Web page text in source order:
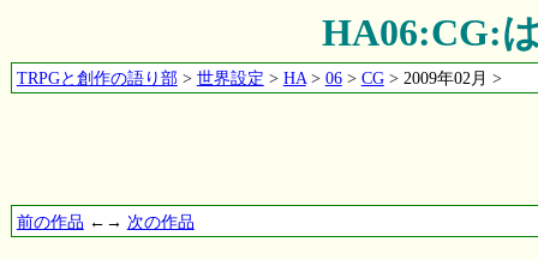
HA06:CG:
TRPGと創作の語り部> 世界設定 > HA> 06> CG> 2009年02月 >
前の作品 ←→ 次の作品